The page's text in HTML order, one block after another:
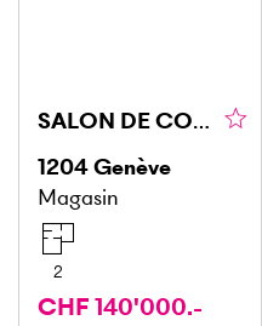
SALON DE COIFFURE EN VIEILLE VILLE
1204Genève
Magasin
2
CHF 140'000.-